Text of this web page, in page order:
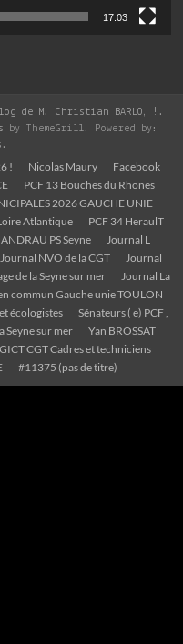
17:03
de M. Christian BARLO, ! .
by ThemeGrill. Powered by:
.
! Nicolas Maury
Facebook
PCF 13 Bouches du Rhones
2026 GAUCHE UNIE
Atlantique
PCF 34 HeraulT
PS Seyne
Journal L
Journal NVO de la CGT
Journal
de la Seyne sur mer
Journal La
commun Gauche unie TOULON
écologistes
Sénateurs ( e) PCF ,
Seyne sur mer
Yan BROSSAT
CGT Cadres et techniciens
#11375 (pas de titre)